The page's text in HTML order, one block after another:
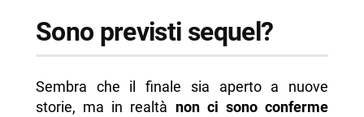
Sono previsti sequel?
Sembra che il finale sia aperto a nuove
storie, ma in realtà non ci sono conferme